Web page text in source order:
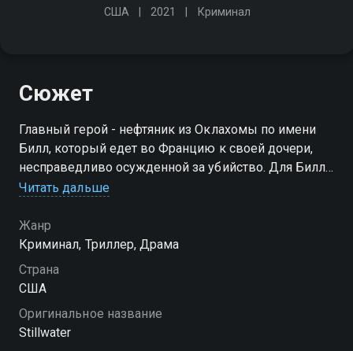
США
2021 Криминал
Сюжет
Главный герой - нефтяник из Оклахомы по имени
Билл, который едет во Францию к своей дочери,
несправедливо осужденной за убийство. Для Билла
это неизвестный мир со своими правилами, однако
невиновен
Читать дальше
Жанр
Криминал, Триллер, Драма
Страна
США
Оригинальное название
Stillwater